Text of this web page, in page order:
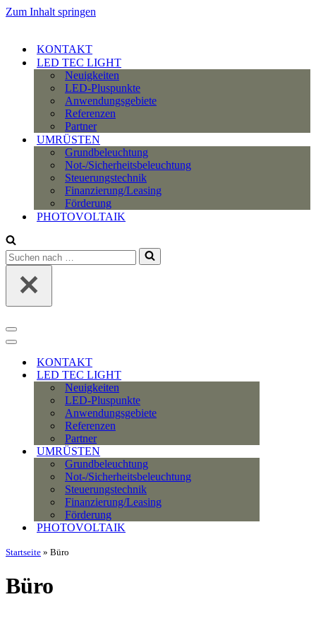
Zum Inhalt springen
KONTAKT
LED TEC LIGHT
Neuigkeiten
LED-Pluspunkte
Anwendungsgebiete
Referenzen
Partner
UMRÜSTEN
Grundbeleuchtung
Not-/Sicherheitsbeleuchtung
Steuerungstechnik
Finanzierung/Leasing
Förderung
PHOTOVOLTAIK
Suchen
nach …
Navigationsmenü
Navigationsmenü
KONTAKT
LED TEC LIGHT
Neuigkeiten
LED-Pluspunkte
Anwendungsgebiete
Referenzen
Partner
UMRÜSTEN
Grundbeleuchtung
Not-/Sicherheitsbeleuchtung
Steuerungstechnik
Finanzierung/Leasing
Förderung
PHOTOVOLTAIK
Startseite » Büro
Büro